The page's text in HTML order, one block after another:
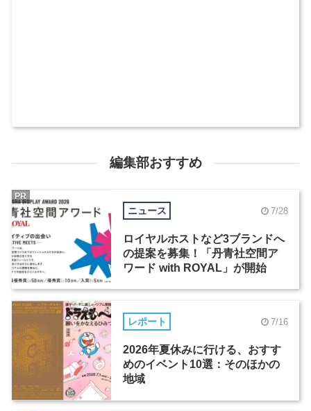
編集部おすすめ
ニュース 7/28
ロイヤルホストなど3ブランドへ
の提案を募集！「丹青社空間ア
ワード with ROYAL」が開始
PR
レポート 7/16
2026年夏休みに行ける、おすす
めのイベント10選：そのほかの
地域